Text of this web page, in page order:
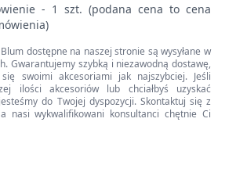
- 1 szt. (podana cena to cena
dostępne na naszej stronie są wysyłane w
Gwarantujemy szybką i niezawodną dostawę,
swoimi akcesoriami jak najszybciej. Jeśli
ilości akcesoriów lub chciałbyś uzyskać
do Twojej dyspozycji. Skontaktuj się z
nasi wykwalifikowani konsultanci chętnie Ci